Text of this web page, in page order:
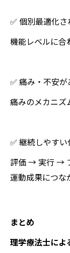
✅ 個別最適化
機能レベルに合
✅ 痛み・不安
痛みのメカニズ
✅ 継続しやすい
評価 → 実行 →
運動成果につな
まとめ
理学療法士に